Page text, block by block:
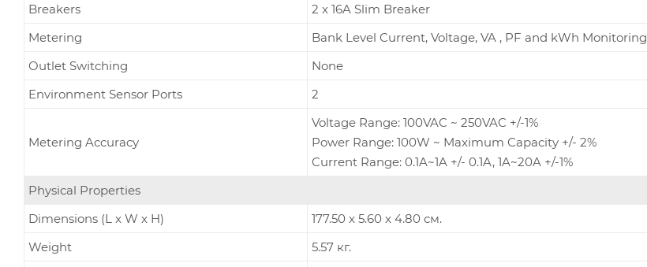
Breakers
2 x 16A Slim Breaker
Metering
Bank Level Current, Voltage, VA , PF and kWh Monitoring
Outlet Switching
None
Environment Sensor Ports
2
Metering Accuracy
Voltage Range: 100VAC ~ 250VAC +/-1%
Power Range: 100W ~ Maximum Capacity +/- 2%
Current Range: 0.1A~1A +/- 0.1A, 1A~20A +/-1%
Physical Properties
Dimensions (L x W x H)
177.50 x 5.60 x 4.80 см.
Weight
5.57 кг.